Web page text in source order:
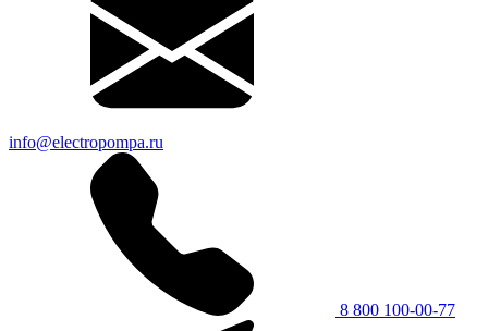
info@electropompa.ru
8 800 100-00-77